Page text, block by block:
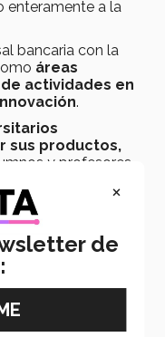
enteramente a la
bancaria con la
áreas
actividades en
.
sus productos,
y profesores
aprovechar
con otros campus,
podrán
permitirá
y virtual para
de sus clases o
sus posibilidades y
×
de